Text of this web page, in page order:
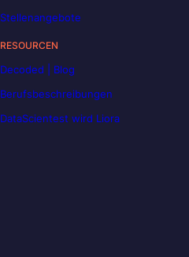
Stellenangebote
RESOURCEN
Decoded | Blog
Berufsbeschreibungen
DataScientest wird Liora